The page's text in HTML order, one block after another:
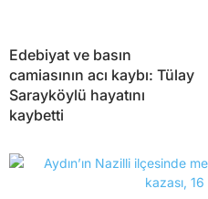
Edebiyat ve basın
camiasının acı kaybı: Tülay
Sarayköylü hayatını
kaybetti